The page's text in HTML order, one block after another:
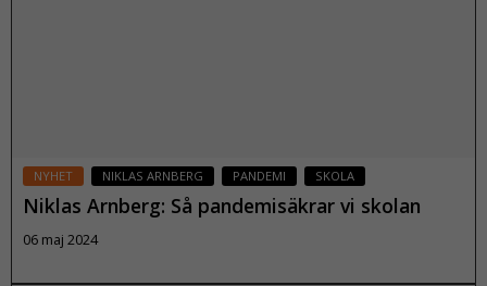
NYHET NIKLAS ARNBERG PANDEMI SKOLA
Niklas Arnberg: Så pandemisäkrar vi skolan
06 maj 2024